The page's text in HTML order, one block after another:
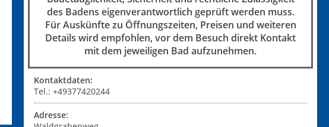
des Badens eigenverantwortlich geprüft werden muss.
Für Auskünfte zu Öffnungszeiten, Preisen und weiteren
Details wird empfohlen, vor dem Besuch direkt Kontakt
mit dem jeweiligen Bad aufzunehmen.
Kontaktdaten:
Tel.: +49377420244
Adresse: